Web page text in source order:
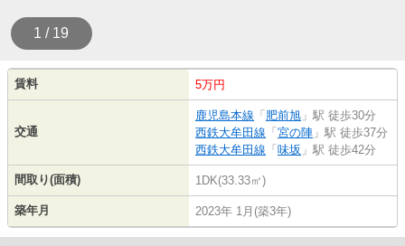
1 / 19
賃料 5万円
交通
鹿児島本線 「 肥前旭 」駅 徒歩30分
西鉄大牟田線 「 宮の陣 」駅 徒歩37分
西鉄大牟田線 「 味坂 」駅 徒歩42分
間取り(面積) 1DK(33.33㎡)
築年月 2023年 1月(築3年)